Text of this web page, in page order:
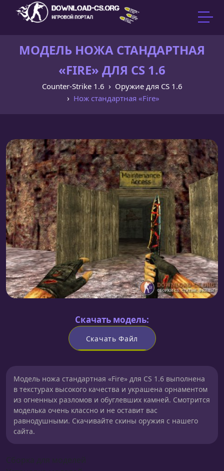
МОДЕЛЬ НОЖА CТАНДАРТНАЯ
«FIRE» ДЛЯ CS 1.6
Counter-Strike 1.6
Оружие для CS 1.6
Нож cтандартная «Fire»
Скачать модель:
Скачать Файл
Модель ножа cтандартная «Fire» для CS 1.6 выполнена
в текстурах высокого качества и украшена орнаментом
из огненных разломов и обуглевших камней. Смотрится
моделька очень классно и не оставит вас
равнодушными. Скачивайте скины оружия с нашего
сайта.